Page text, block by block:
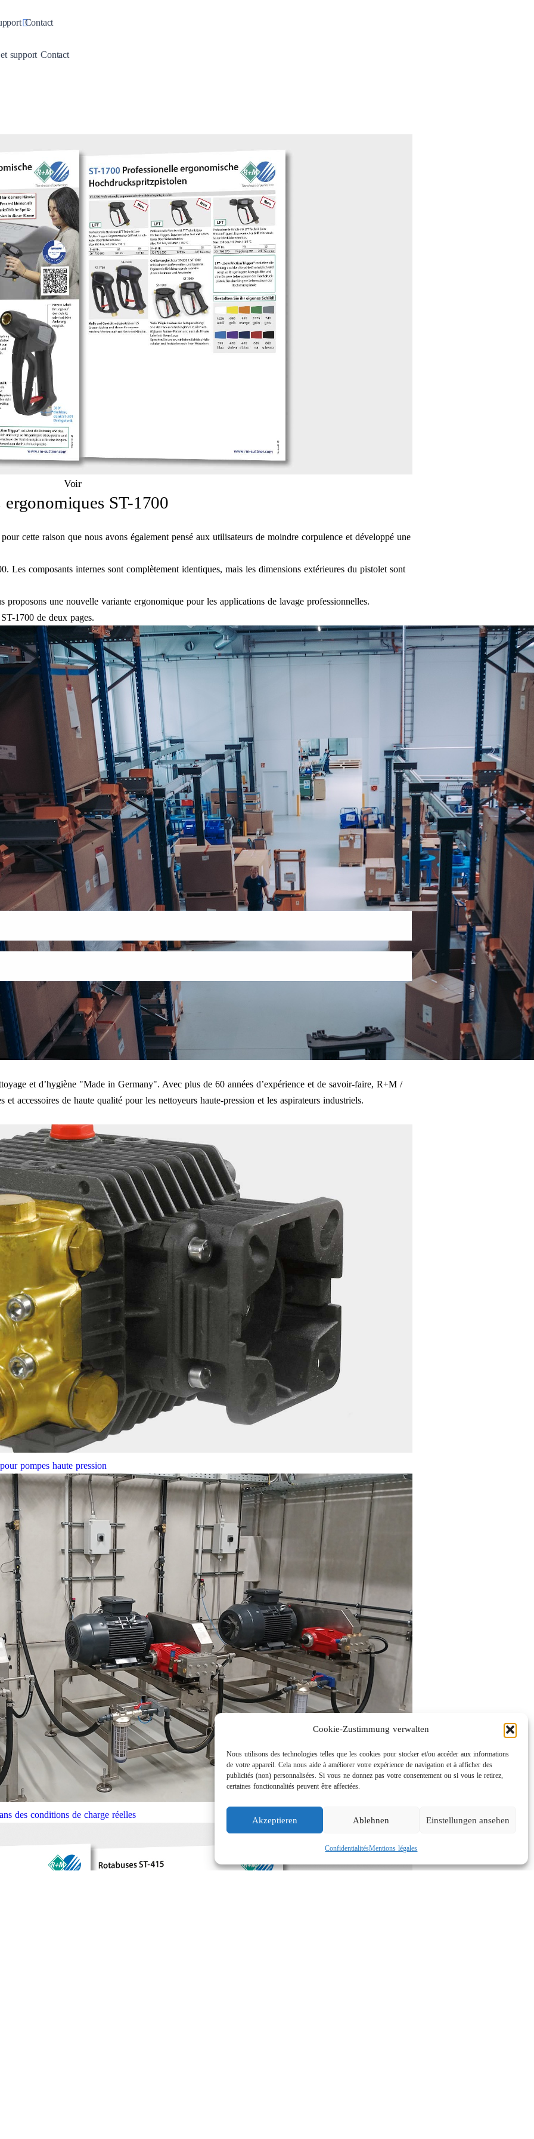
Cookie-Zustimmung verwalten
Nous utilisons des technologies telles que les cookies pour stocker et/ou accéder aux informations
de votre appareil. Cela nous aide à améliorer votre expérience de navigation et à afficher des
publicités (non) personnalisées. Si vous ne donnez pas votre consentement ou si vous le retirez,
certaines fonctionnalités peuvent être affectées.
Akzeptieren Ablehnen Einstellungen ansehen
ConfidentialitésMentions légales
Toggle Dropdown
Contact
supportToggle Dropdown
Contact
Voir
ST-1700
cette raison que nous avons également pensé aux utilisateurs de moindre corpulence et développé une
Les composants internes sont complètement identiques, mais les dimensions extérieures du pistolet sont
une nouvelle variante ergonomique pour les applications de lavage professionnelles.
1700 de deux pages.
et d’hygiène "Made in Germany". Avec plus de 60 années d’expérience et de savoir-faire, R+M /
accessoires de haute qualité pour les nettoyeurs haute-pression et les aspirateurs industriels.
pompes haute pression
des conditions de charge réelles